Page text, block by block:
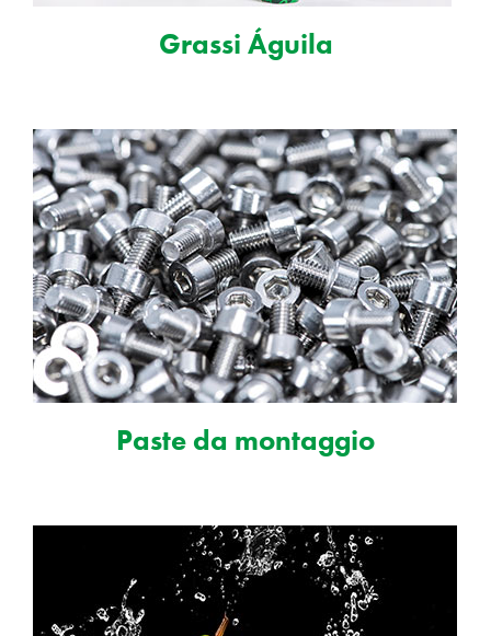
Grassi Águila
Paste da montaggio